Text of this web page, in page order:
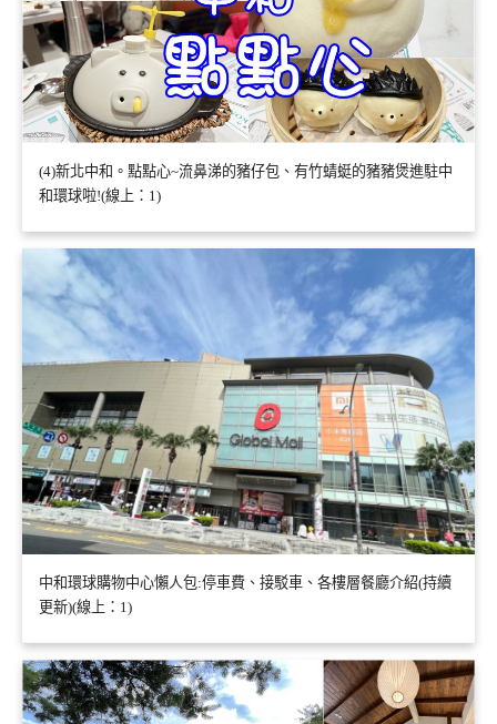
(4)新北中和。點點心~流鼻涕的豬仔包、有竹蜻蜓的豬豬煲進駐中
和環球啦!(線上：1)
中和環球購物中心懶人包:停車費、接駁車、各樓層餐廳介紹(持續
更新)(線上：1)